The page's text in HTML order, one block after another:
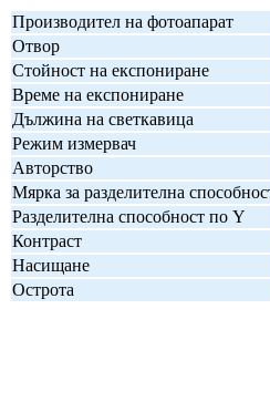
Производител на фотоапарат
Отвор
Стойност на експониране
Време на експониране
Дължина на светкавица
Режим измервач
Авторство
Мярка за разделителна
Разделителна способност по Y
Контраст
Насищане
Острота